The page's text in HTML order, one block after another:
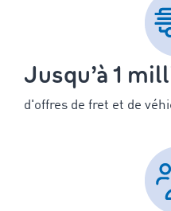
Jusqu’à 1
d'offres de fret et de